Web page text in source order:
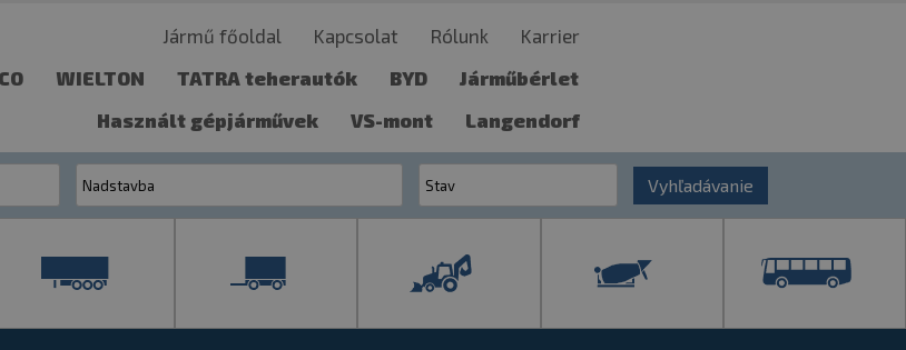
Jármű főoldal Kapcsolat Rólunk
Karrier
WIELTON TATRA teherautók BYD
Járműbérlet
Használt gépjárművek
VS-mont Langendorf
Vyhľadávanie